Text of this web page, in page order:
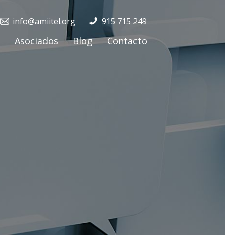
915 715 249
info@amiitel.org
Asociados Blog Contacto